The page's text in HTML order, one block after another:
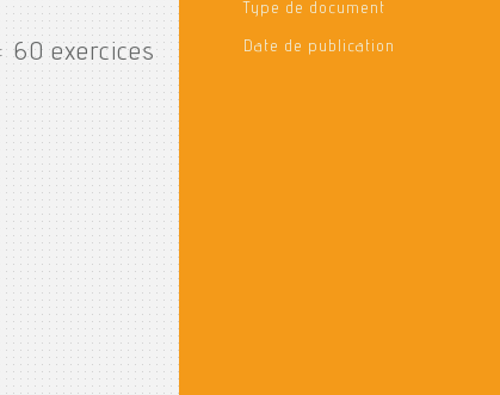
Type de document
Date de publication
60 exercices